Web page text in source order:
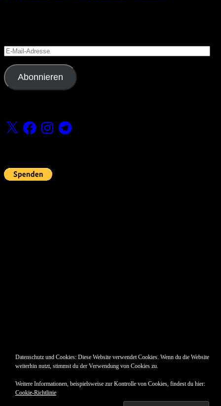
E-
Mail-
Adresse
Abonnieren
X FacebookInstagramTelegram
Datenschutz und Cookies: Diese Website verwendet Cookies. Wenn du die Website
weiterhin nutzt, stimmst du der Verwendung von Cookies zu.
Weitere Informationen, beispielsweise zur Kontrolle von Cookies, findest du hier:
Cookie-Richtlinie